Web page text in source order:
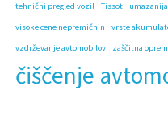
tehnični pregled vozil
Tissot
visoke cene nepremičnin
vrste
vzdrževanje avtomobilov
zaščitna
čiščenje